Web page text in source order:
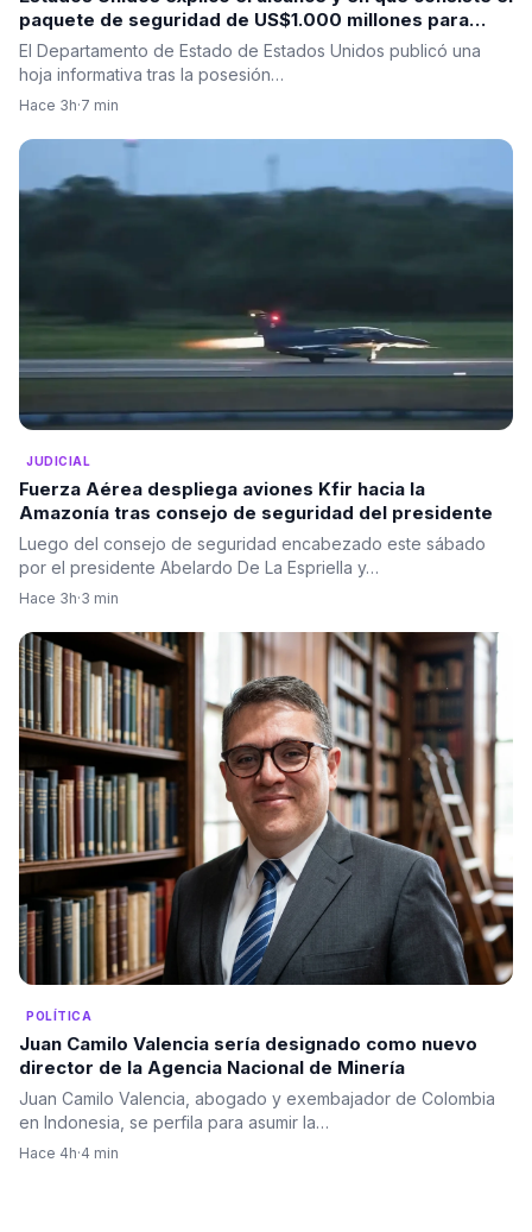
paquete de seguridad de US$1.000 millones para
Colombia tras la posesión de Abelardo De La Espriella
El Departamento de Estado de Estados Unidos publicó una
hoja informativa tras la posesión…
Hace 3h·7 min
JUDICIAL
Fuerza Aérea despliega aviones Kfir hacia la
Amazonía tras consejo de seguridad del presidente
Luego del consejo de seguridad encabezado este sábado
por el presidente Abelardo De La Espriella y…
Hace 3h·3 min
POLÍTICA
Juan Camilo Valencia sería designado como nuevo
director de la Agencia Nacional de Minería
Juan Camilo Valencia, abogado y exembajador de Colombia
en Indonesia, se perfila para asumir la…
Hace 4h·4 min